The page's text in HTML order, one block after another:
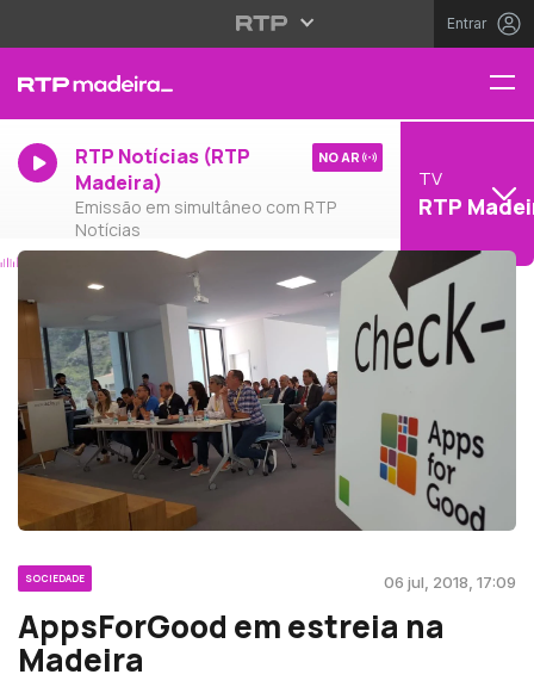
Entrar
RTP Notícias (RTP
Madeira)
Emissão em simultâneo com RTP
Notícias
NO AR
TV
RTP
SOCIEDADE 06 jul, 2018, 17:09
AppsForGood em estreia na
Madeira